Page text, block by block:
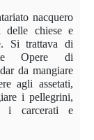
nacquero
delle chiese e
Si trattava di
Opere di
da mangiare
agli assetati,
i pellegrini,
i carcerati e